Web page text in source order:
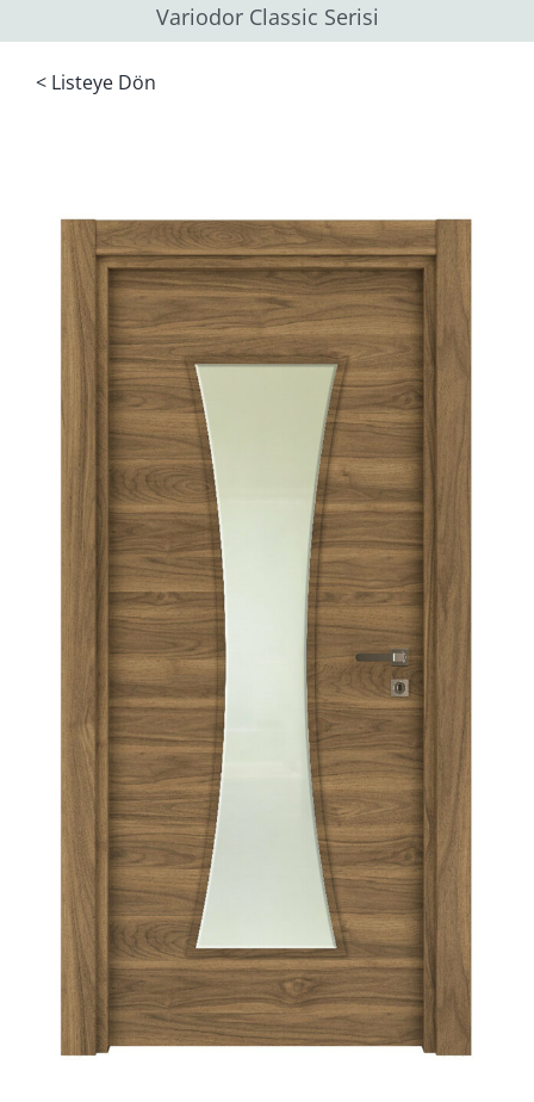
Variodor Classic Serisi
< Listeye Dön